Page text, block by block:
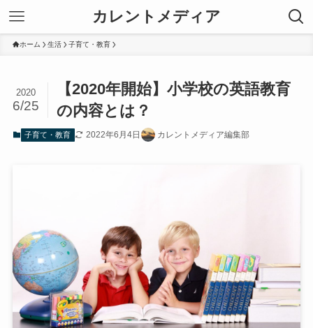
カレントメディア
ホーム 生活 子育て・教育
【2020年開始】小学校の英語教育
の内容とは？
2020
6/25
子育て・教育 2022年6月4日 カレントメディア編集部